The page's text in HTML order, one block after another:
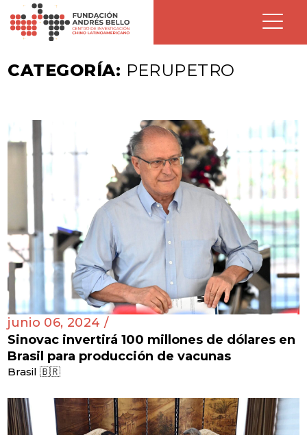
CATEGORÍA: PERUPETRO
junio 06, 2024 /
Sinovac invertirá 100 millones de dólares en
Brasil para producción de vacunas
Brasil 🇧🇷